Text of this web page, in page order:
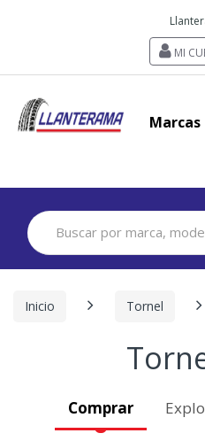
MI
Marcas
Search
for:
Inicio Tornel
Comprar